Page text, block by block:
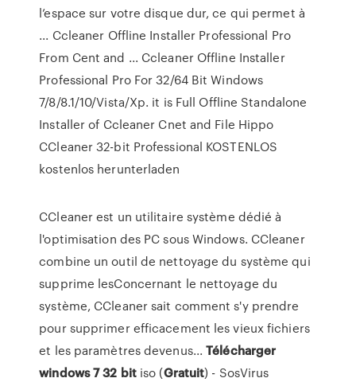
l’espace sur votre disque dur, ce qui permet à
... Ccleaner Offline Installer Professional Pro
From Cent and ... Ccleaner Offline Installer
Professional Pro For 32/64 Bit Windows
7/8/8.1/10/Vista/Xp. it is Full Offline Standalone
Installer of Ccleaner Cnet and File Hippo
CCleaner 32-bit Professional KOSTENLOS
kostenlos herunterladen
CCleaner est un utilitaire système dédié à
l'optimisation des PC sous Windows. CCleaner
combine un outil de nettoyage du système qui
supprime lesConcernant le nettoyage du
système, CCleaner sait comment s'y prendre
pour supprimer efficacement les vieux fichiers
et les paramètres devenus...Télécharger
windows732 bitiso (Gratuit) - SosVirus